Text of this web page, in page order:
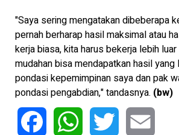
"Saya sering mengatakan dibeberapa
pernah berharap hasil maksimal atau
kerja biasa, kita harus bekerja lebih
mudahan bisa mendapatkan hasil yang
pondasi kepemimpinan saya dan pak
pondasi pengabdian," tandasnya. (bw)